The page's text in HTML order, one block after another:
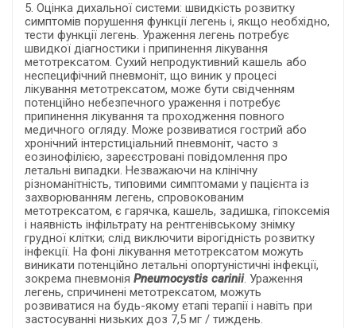
5. Оцінка дихальної системи: швидкість розвитку
симптомів порушення функції легень і, якщо необхідно,
тести функції легень. Ураження легень потребує
швидкої діагностики і припинення лікування
метотрексатом. Сухий непродуктивний кашель або
неспецифічний пневмоніт, що виник у процесі
лікування метотрексатом, може бути свідченням
потенційно небезпечного ураження і потребує
припинення лікування та проходження повного
медичного огляду. Може розвиватися гострий або
хронічний інтерстиціальний пневмоніт, часто з
еозинофілією, зареєстровані повідомлення про
летальні випадки. Незважаючи на клінічну
різноманітність, типовими симптомами у пацієнта із
захворюванням легень, спровокованим
метотрексатом, є гарячка, кашель, задишка, гіпоксемія
і наявність інфільтрату на рентгенівському знімку
грудної клітки; слід виключити вірогідність розвитку
інфекції. На фоні лікування метотрексатом можуть
виникати потенційно летальні опортуністичні інфекції,
зокрема пневмонія Pneumocystis carinii. Ураження
легень, спричинені метотрексатом, можуть
розвиватися на будь-якому етапі терапії і навіть при
застосуванні низьких доз 7,5 мг / тиждень.